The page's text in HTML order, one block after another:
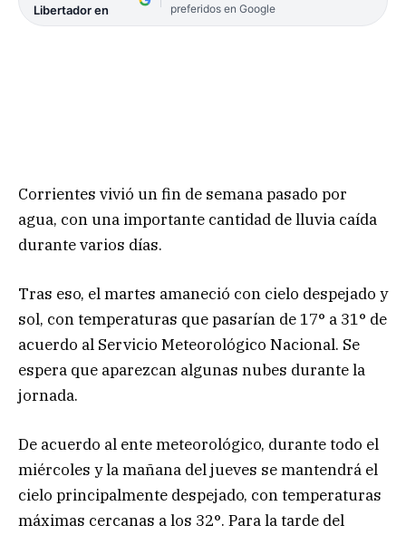
Libertador en
preferidos en Google
Corrientes vivió un fin de semana pasado por
agua, con una importante cantidad de lluvia caída
durante varios días.
Tras eso, el martes amaneció con cielo despejado y
sol, con temperaturas que pasarían de 17° a 31° de
acuerdo al Servicio Meteorológico Nacional. Se
espera que aparezcan algunas nubes durante la
jornada.
De acuerdo al ente meteorológico, durante todo el
miércoles y la mañana del jueves se mantendrá el
cielo principalmente despejado, con temperaturas
máximas cercanas a los 32°. Para la tarde del